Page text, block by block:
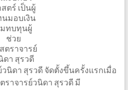
ตร์ เป็นผู้
มอบเงิน
ทบทุนผู้
ช่วย
ตราจารย์
ดา สุรวดี
นิดา สุรวดี จัดตั้งขึ้นครั้งแรกเมื่อ
ราจารย์วนิดา สุรวดี มี